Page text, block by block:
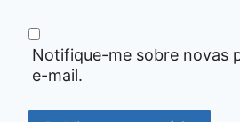
Notifique-me sobre novas
e-mail.